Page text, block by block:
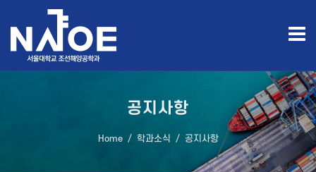
공지사항
Home 학과소식 공지사항